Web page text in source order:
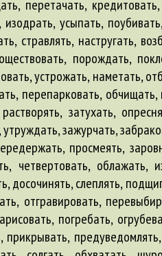
перетачать,
усыпать,
стравлять, настругать,
порождать,
устрожать, наметать,
перепарковать, обчищать,
затухать,
зажурчать,
просмеять,
четвертовать, облажать,
досочинять, слеплять,
отгравировать,
погребать,
прикрывать,